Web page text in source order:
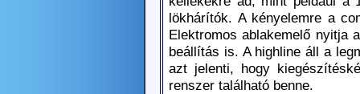
lökhárítók. A kényelemre a
Elektromos ablakemelő nyitja
beállítás is. A highline áll a
azt jelenti, hogy
renszer található benne.